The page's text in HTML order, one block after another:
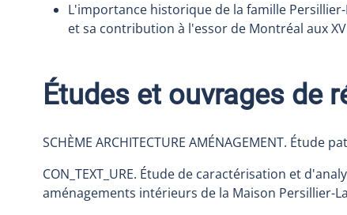
L'importance historique de la famille
et sa contribution à l'essor de Montréal aux
Études et ouvrages de
SCHÈME ARCHITECTURE AMÉNAGEMENT.
CON_TEXT_URE. Étude de caractérisation et
aménagements intérieurs de la Maison Persillier-